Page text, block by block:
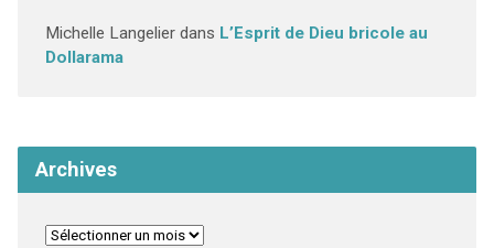
Michelle Langelierdans L’Esprit de Dieu bricole au
Dollarama
Archives